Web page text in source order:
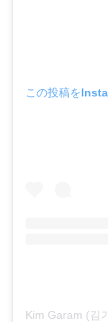
この投稿を
Kim Garam (김